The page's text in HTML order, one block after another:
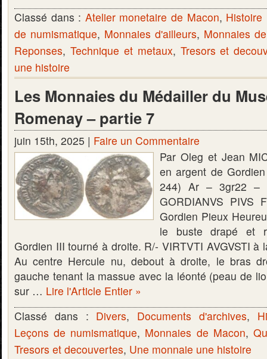
Classé dans : Atelier monetaire de Macon, Histoire
de numismatique, Monnaies d'ailleurs, Monnaies
Reponses, Technique et metaux, Tresors et
une histoire
Les Monnaies du Médailler du
Romenay – partie 7
juin 15th, 2025 | Faire un Commentaire
Par Oleg et Jean
en argent de
244) Ar – 3gr22 –
GORDIANVS PIVS
Gordien Pieux
le buste drapé et
Gordien III tourné à droite. R/- VIRTVTI AVGVSTI à
Au centre Hercule nu, debout à droite, le bras
gauche tenant la massue avec la léonté (peau de
sur … Lire l'Article Entier »
Classé dans : Divers, Documents d'archives,
Leçons de numismatique, Monnaies de Macon,
Tresors et decouvertes, Une monnaie une histoire